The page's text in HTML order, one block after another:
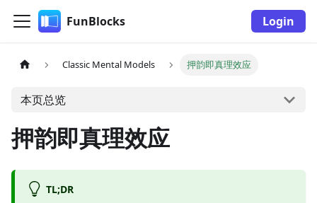
FunBlocks Login
Classic Mental Models 押韵即真理效应
本页总览
押韵即真理效应
TL;DR